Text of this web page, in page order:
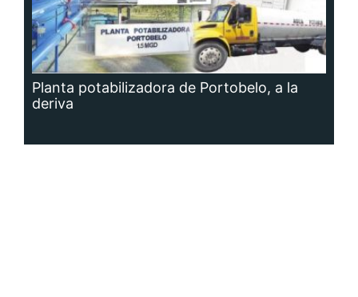
Planta potabilizadora de Portobelo, a la
deriva